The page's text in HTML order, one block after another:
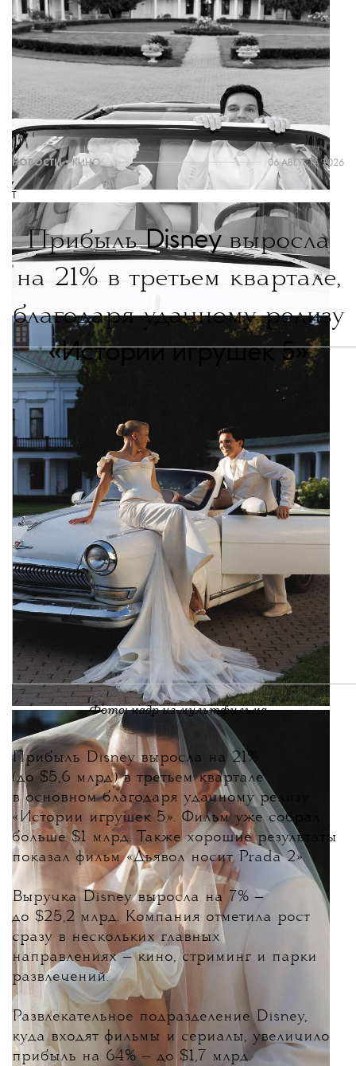
THE BLUEPRINT NEWS
Больше новостей в нашем телеграм-канале
ДОБАВИТЬ НАС В ИСТОЧНИКИ GOOGLE
The Blueprint будет чаще появляться у вас в Google
НОВОСТИ•КИНО 06 АВГУСТА 2026
T
ПрибыльDisneyвыросла
на 21% в третьем квартале,
благодаря удачному релизу
«Истории игрушек 5»
Фото: кадр из мультфильма
Прибыль Disney выросла на 21%
(до $5,6 млрд) в третьем квартале
в основном благодаря удачному релизу
«Истории игрушек 5». Фильм уже собрал
больше $1 млрд. Также хорошие результаты
показал фильм «Дьявол носит Prada 2».
Выручка Disney выросла на 7% —
до $25,2 млрд. Компания отметила рост
сразу в нескольких главных
направлениях — кино, стриминг и парки
развлечений.
Развлекательное подразделение Disney,
куда входят фильмы и сериалы, увеличило
прибыль на 64% — до $1,7 млрд.